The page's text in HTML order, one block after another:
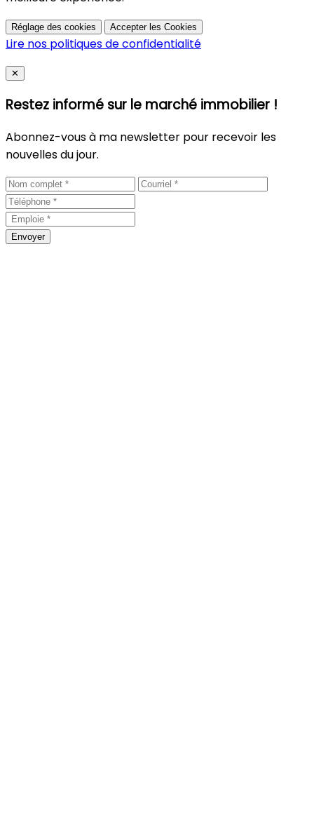
Réglage des cookies Accepter les Cookies
Lire nos politiques de confidentialité
Close
✕
Restez informé sur le marché immobilier !
Abonnez-vous à ma newsletter pour recevoir les
nouvelles du jour.
Envoyer